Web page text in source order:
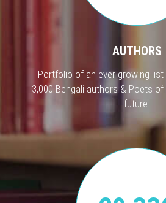
AUTHORS
Portfolio of an ever growing
3,000 Bengali authors & Poets
future.